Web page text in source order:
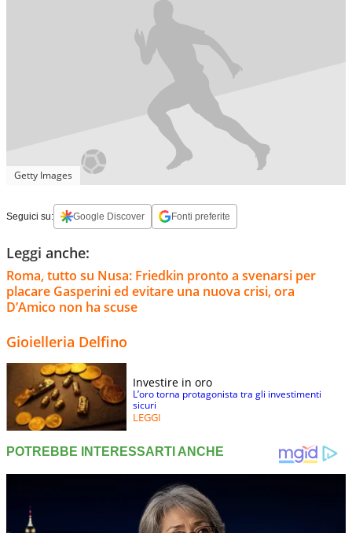
Getty Images
Seguici su: Google Discover Fonti preferite
Leggi anche:
Roma, tutto su Nusa: Friedkin pronto a svenarsi per
placare Gasperini ed evitare una nuova crisi, ora
D’Amico non ha scuse
Gioielleria Delfino
Investire in oro
L’oro torna protagonista tra gli investimenti
sicuri
LEGGI